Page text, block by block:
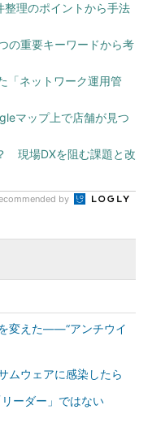
整理のポイントから手法
の重要キーワードから考
ネットワーク運用管
マップ上で店舗が見つ
現場DXを阻む課題と改
by
変えた――“アンチウイ
ムウェアに感染したら
ーダー」ではない